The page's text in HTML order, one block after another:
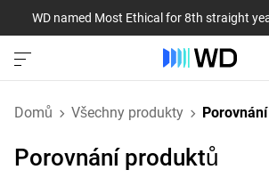
WD named Most Ethical for 8th straight
Domů Všechny produkty
Porovnání produktů